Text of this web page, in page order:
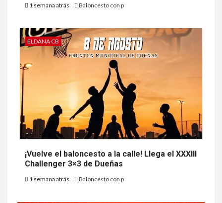
1 semana atrás Baloncesto con p
ELDANA CB
¡Vuelve el baloncesto a la calle! Llega el XXXIII
Challenger 3×3 de Dueñas
1 semana atrás Baloncesto con p